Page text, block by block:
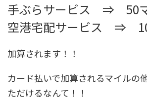
手ぶらサービス ⇒ 50
空港宅配サービス ⇒
加算されます！！
カード払いで加算されるマイルの
ただけるなんて！！